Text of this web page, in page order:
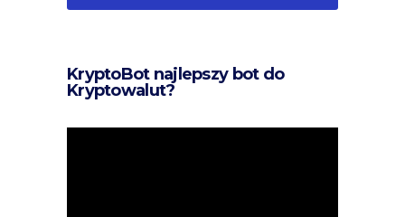
KryptoBot najlepszy bot do
Kryptowalut?